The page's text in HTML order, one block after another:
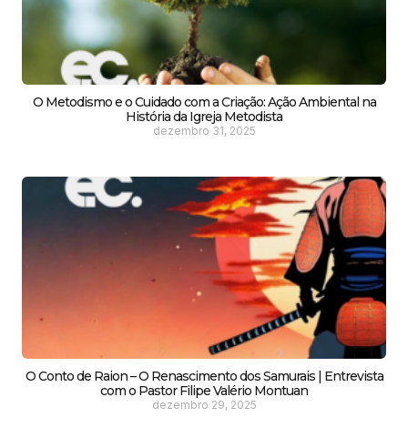
O Metodismo e o Cuidado com a Criação: Ação Ambiental na
História da Igreja Metodista
dezembro 31, 2025
O Conto de Raion – O Renascimento dos Samurais | Entrevista
com o Pastor Filipe Valério Montuan
dezembro 29, 2025